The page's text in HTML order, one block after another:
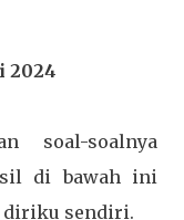
2024
soal-soalnya
di bawah ini
diriku sendiri.